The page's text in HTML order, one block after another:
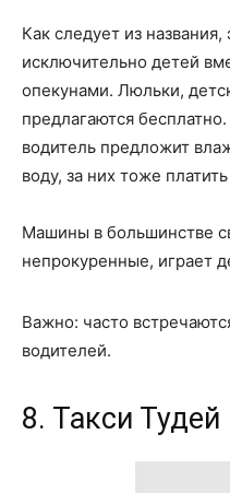
Как следует из названия,
исключительно детей
опекунами. Люльки,
предлагаются
водитель предложит
воду, за них тоже
Машины в большинстве
непрокуренные, играет
Важно: часто
водителей.
8. Такси Тудей